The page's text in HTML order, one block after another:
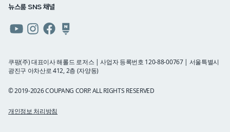
뉴스룸 SNS 채널
유튜브인스타그램
페이스북네이버
블로그
쿠팡(주) 대표이사 해롤드 로저스 | 사업자 등록번호 120-88-00767 | 서울특별시
광진구 아차산로 412, 2층 (자양동)
© 2019-2026 COUPANG CORP. ALL RIGHTS RESERVED
개인정보 처리방침